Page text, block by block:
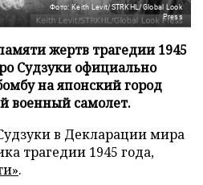
Фото: Keith Levit/STRKHL/Global Look
Press
жертв трагедии 1945
Судзуки официально
на японский город
военный самолет.
в Декларации мира
трагедии 1945 года,
.